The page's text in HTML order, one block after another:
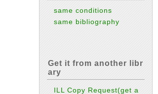
same conditions
same bibliography
Get it from another libr
ary
ILL Copy Request(get a